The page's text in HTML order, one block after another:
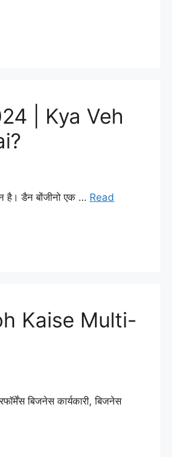
| Kya Veh
है। डैन बोंजीनो एक … Read
Kaise Multi-
बिजनेस कार्यकारी, बिजनेस